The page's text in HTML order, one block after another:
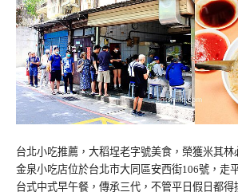
台北小吃推薦，大稻埕老字號美食，榮獲米其
金泉小吃店位於台北市大同區安西街106號，走
台式中式早午餐，傳承三代，不管平日假日都得